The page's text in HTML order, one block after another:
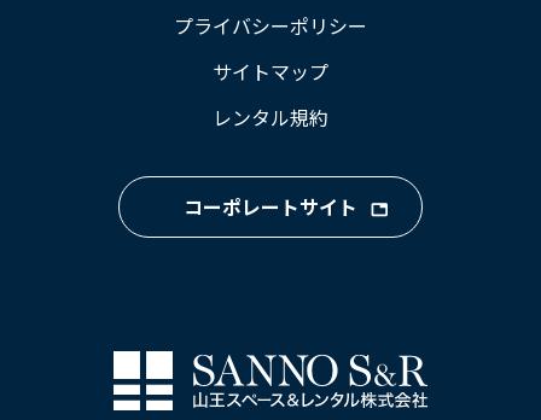
プライバシーポリシー
サイトマップ
レンタル規約
コーポレートサイト